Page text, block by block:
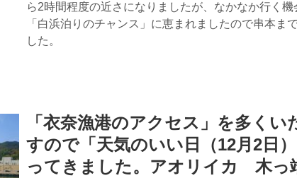
ら2時間程度の近さになりましたが、なかなか行く機
「白浜泊りのチャンス」に恵まれましたので串本ま
した。
「衣奈漁港のアクセス」を多くい
すので「天気のいい日（12月2日
ってきました。アオリイカ 木